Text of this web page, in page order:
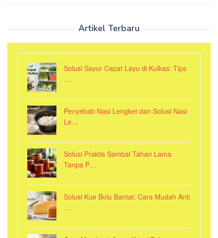
Artikel Terbaru
Solusi Sayur Cepat Layu di Kulkas: Tips
…
Penyebab Nasi Lengket dan Solusi Nasi
Le…
Solusi Praktis Sambal Tahan Lama
Tanpa P…
Solusi Kue Bolu Bantat: Cara Mudah Anti
…